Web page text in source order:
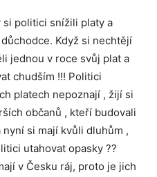
si politici snížili platy a
Když si nechtějí
jednou v roce svůj plat a
chudším !!! Politici
platech nepoznají , žijí si
občanů , kteří budovali
si mají kvůli dluhům ,
utahovat opasky ??
v Česku ráj, proto je jich